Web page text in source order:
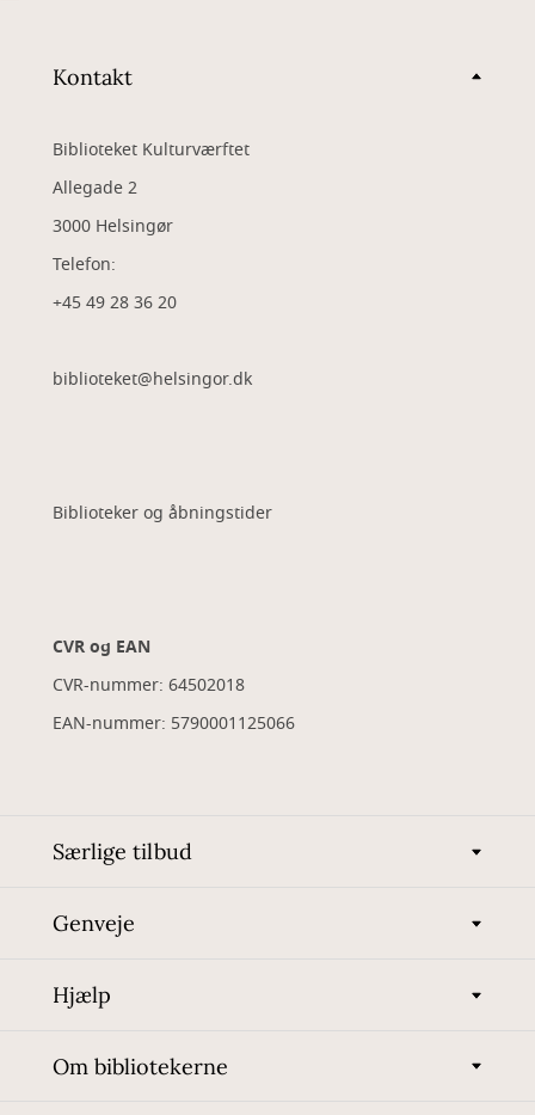
Kontakt
Biblioteket Kulturværftet
Allegade 2
3000 Helsingør
Telefon:
+45 49 28 36 20
biblioteket@helsingor.dk
Biblioteker og åbningstider
CVR og EAN
CVR-nummer: 64502018
EAN-nummer: 5790001125066
Særlige tilbud
Genveje
Hjælp
Om bibliotekerne